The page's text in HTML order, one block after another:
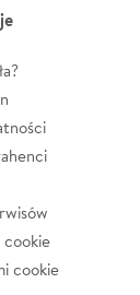
cookie